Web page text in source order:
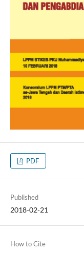
PDF
Published
2018-02-21
How to Cite